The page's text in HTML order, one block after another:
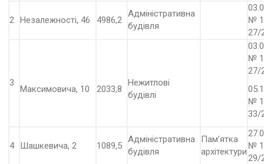
2 Незалежності, 46 4986,2
Адміністративна
будівля
№
27/
3
Максимовича, 10 2033,8
Нежитлові
будівлі
№
27/
№
33/
4 Шашкевича, 2 1089,5
Адміністративна
будівля
Пам’ятка
архітектури
№
29/